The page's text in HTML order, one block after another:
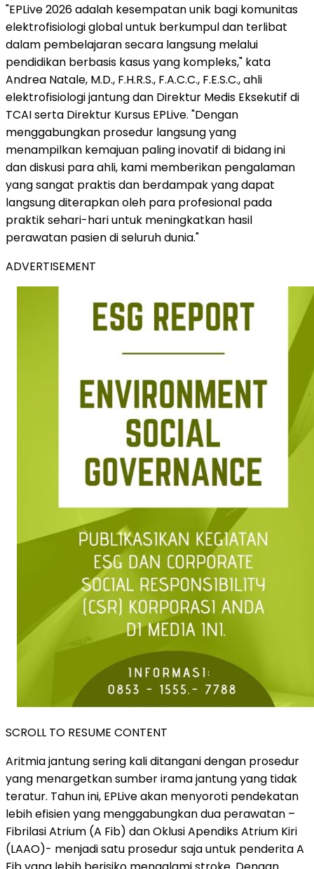
"EPLive 2026 adalah kesempatan unik bagi komunitas
elektrofisiologi global untuk berkumpul dan terlibat
dalam pembelajaran secara langsung melalui
pendidikan berbasis kasus yang kompleks," kata
Andrea Natale, M.D., F.H.R.S., F.A.C.C., F.E.S.C., ahli
elektrofisiologi jantung dan Direktur Medis Eksekutif di
TCAI serta Direktur Kursus EPLive. "Dengan
menggabungkan prosedur langsung yang
menampilkan kemajuan paling inovatif di bidang ini
dan diskusi para ahli, kami memberikan pengalaman
yang sangat praktis dan berdampak yang dapat
langsung diterapkan oleh para profesional pada
praktik sehari-hari untuk meningkatkan hasil
perawatan pasien di seluruh dunia."
ADVERTISEMENT
SCROLL TO RESUME CONTENT
Aritmia jantung sering kali ditangani dengan prosedur
yang menargetkan sumber irama jantung yang tidak
teratur. Tahun ini, EPLive akan menyoroti pendekatan
lebih efisien yang menggabungkan dua perawatan –
Fibrilasi Atrium (A Fib) dan Oklusi Apendiks Atrium Kiri
(LAAO)- menjadi satu prosedur saja untuk penderita A